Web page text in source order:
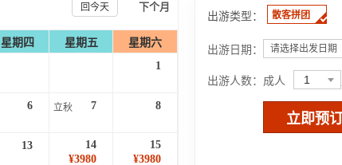
回今天 下个月
星期四 星期五 星期六
1
6 立秋 7 8
13
14
¥3980
15
¥3980
出游类型： 散客拼团
出游日期： 请选择出发日期
出游人数： 成人 1
立即预